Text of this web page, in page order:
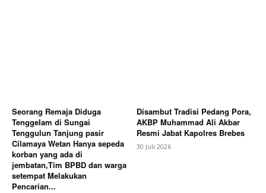
Seorang Remaja Diduga
Tenggelam di Sungai
Tenggulun Tanjung pasir
Cilamaya Wetan Hanya sepeda
korban yang ada di
jembatan,Tim BPBD dan warga
setempat Melakukan
Pencarian...
Disambut Tradisi Pedang Pora,
AKBP Muhammad Ali Akbar
Resmi Jabat Kapolres Brebes
30 Juli 2026